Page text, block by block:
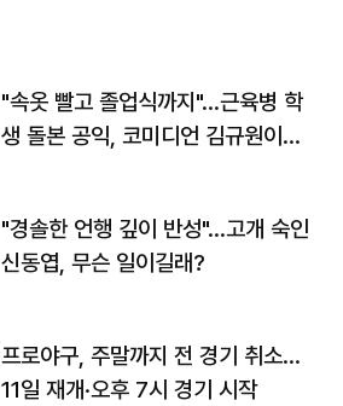
"속옷 빨고 졸업식까지"…근육병 학
생 돌본 공익, 코미디언 김규원이었
"경솔한 언행 깊이 반성"…고개 숙인
신동엽, 무슨 일이길래?
프로야구, 주말까지 전 경기 취소…
11일 재개·오후 7시 경기 시작